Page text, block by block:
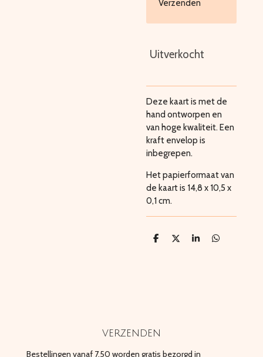
Verzenden
Uitverkocht
Deze kaart is met de
hand ontworpen en
van hoge kwaliteit. Een
kraft envelop is
inbegrepen.
Het papierformaat van
de kaart is 14,8 x 10,5 x
0,1 cm.
D
D
S
D
verzenden
Bestellingen vanaf 7,50 worden gratis bezorgd in